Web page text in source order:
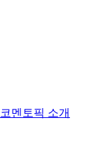
코멘토픽 소개